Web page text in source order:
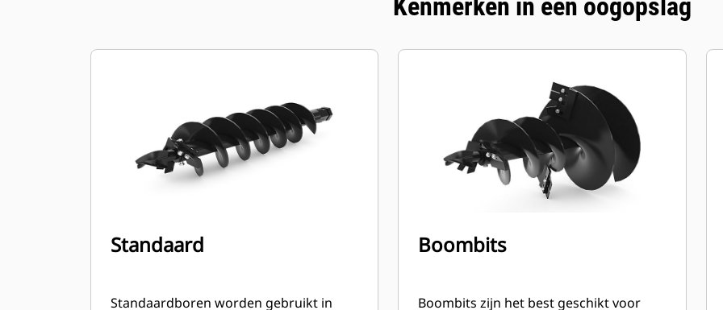
Kenmerken in één oogopslag
Standaard
Standaardboren worden gebruikt in
Boombits
Boombits zijn het best geschikt voor